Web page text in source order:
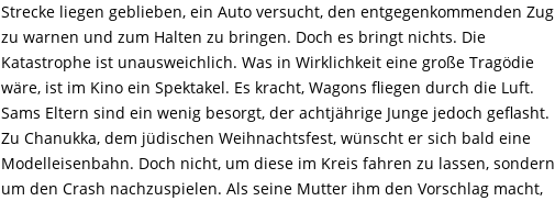
Strecke liegen geblieben, ein Auto versucht, den entgegenkommenden Zug
zu warnen und zum Halten zu bringen. Doch es bringt nichts. Die
Katastrophe ist unausweichlich. Was in Wirklichkeit eine große Tragödie
wäre, ist im Kino ein Spektakel. Es kracht, Wagons fliegen durch die Luft.
Sams Eltern sind ein wenig besorgt, der achtjährige Junge jedoch geflasht.
Zu Chanukka, dem jüdischen Weihnachtsfest, wünscht er sich bald eine
Modelleisenbahn. Doch nicht, um diese im Kreis fahren zu lassen, sondern
um den Crash nachzuspielen. Als seine Mutter ihm den Vorschlag macht,